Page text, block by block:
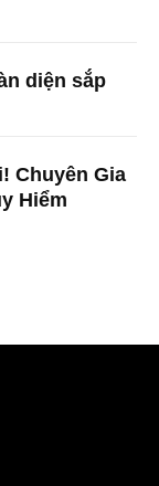
diện sắp
Chuyên Gia
Hiểm